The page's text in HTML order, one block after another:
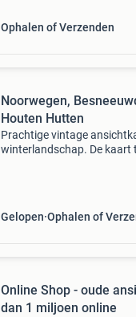
Ophalen of Verzenden
Noorwegen, Besneeuwde Bergen met
Houten Hutten
Prachtige vintage
winterlandschap. De kaart
Gelopen Ophalen of
Online Shop - oude
dan 1 miljoen online